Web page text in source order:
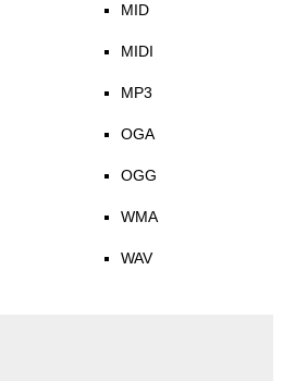
MID
MIDI
MP3
OGA
OGG
WMA
WAV